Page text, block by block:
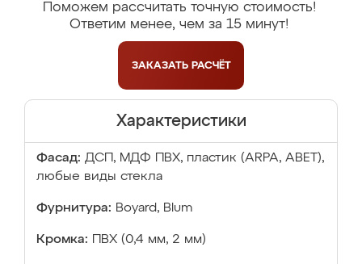
Поможем рассчитать точную стоимость!
Ответим менее, чем за 15 минут!
ЗАКАЗАТЬ РАСЧЁТ
Характеристики
Фасад: ДСП, МДФ ПВХ, пластик (ARPA, ABET),
любые виды стекла
Фурнитура: Boyard, Blum
Кромка: ПВХ (0,4 мм, 2 мм)